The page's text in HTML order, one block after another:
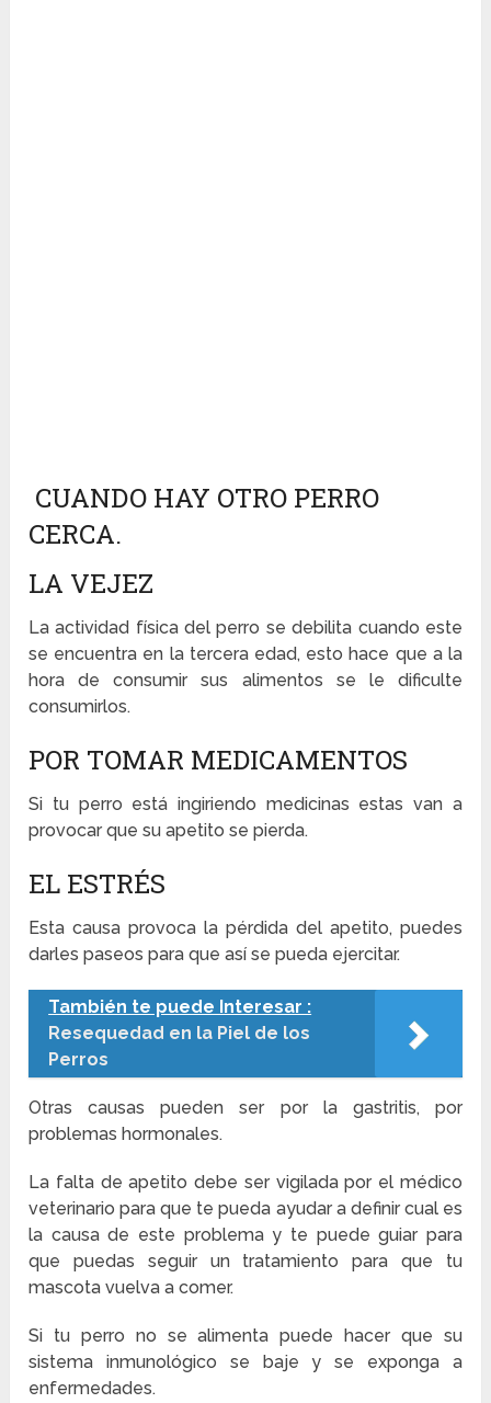
CUANDO HAY OTRO PERRO
CERCA.
LA VEJEZ
La actividad física del perro se debilita cuando este
se encuentra en la tercera edad, esto hace que a la
hora de consumir sus alimentos se le dificulte
consumirlos.
POR TOMAR MEDICAMENTOS
Si tu perro está ingiriendo medicinas estas van a
provocar que su apetito se pierda.
EL ESTRÉS
Esta causa provoca la pérdida del apetito, puedes
darles paseos para que así se pueda ejercitar.
También te puede Interesar :
Resequedad en la Piel de los
Perros
Otras causas pueden ser por la gastritis, por
problemas hormonales.
La falta de apetito debe ser vigilada por el médico
veterinario para que te pueda ayudar a definir cual es
la causa de este problema y te puede guiar para
que puedas seguir un tratamiento para que tu
mascota vuelva a comer.
Si tu perro no se alimenta puede hacer que su
sistema inmunológico se baje y se exponga a
enfermedades.